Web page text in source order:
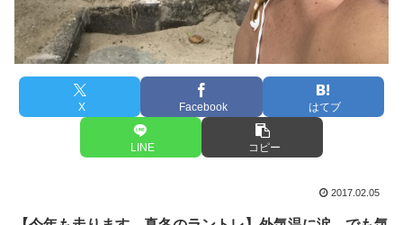
X Facebook はてブ
LINE コピー
2017.02.05